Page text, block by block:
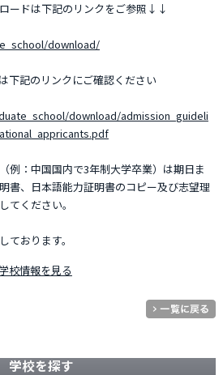
ードは下記のリンクをご参照↓↓
download/
下記のリンクにご確認ください
download/admission_guideli
例：中国国内で3年制大学卒業）は期日ま
書、日本語能力証明書のコピー及び志望理
てください。
ております。
校情報を見る
学校を探す